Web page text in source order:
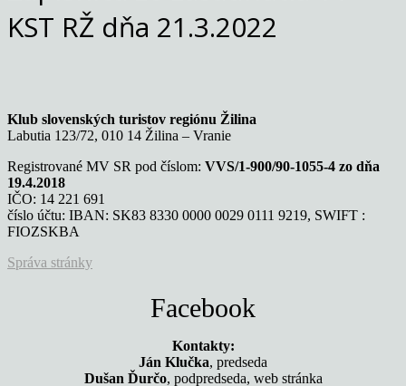
KST RŽ dňa 21.3.2022
Klub slovenských turistov regiónu Žilina
Labutia 123/72, 010 14 Žilina – Vranie
Registrované MV SR pod číslom: VVS/1-900/90-1055-4 zo dňa
19.4.2018
IČO: 14 221 691
číslo účtu: IBAN: SK83 8330 0000 0029 0111 9219, SWIFT :
FIOZSKBA
Správa stránky
Facebook
Kontakty:
Ján Klučka, predseda
Dušan Ďurčo, podpredseda, web stránka